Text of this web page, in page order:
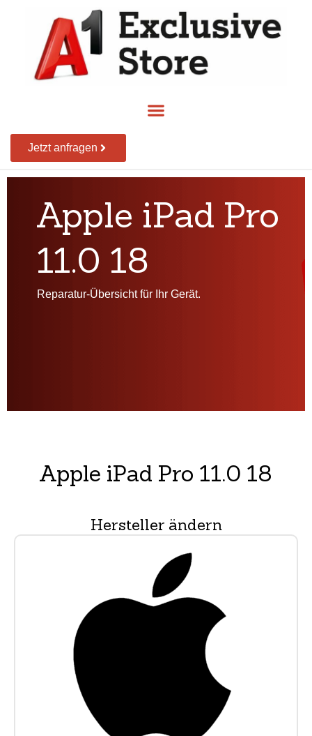
Jetzt anfragen
Apple iPad Pro
11.0 18
Reparatur-Übersicht für Ihr Gerät.
Apple iPad Pro 11.0 18
Hersteller ändern